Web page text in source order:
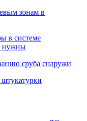
зонам в
в системе
нужны
сруба снаружи
штукатурки